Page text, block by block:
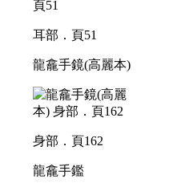
耳部．頁51
龍龕手鏡(高麗本)
身部．頁162
龍龕手鑑